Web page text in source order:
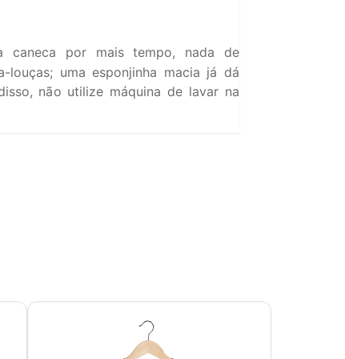
caneca por mais tempo, nada de
louças; uma esponjinha macia já dá
não utilize máquina de lavar na